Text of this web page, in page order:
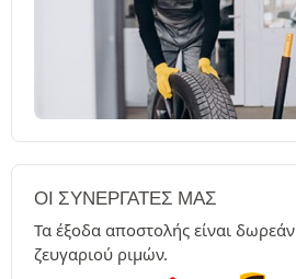
ΟΙ ΣΥΝΕΡΓΆΤΕΣ ΜΑΣ
Τα έξοδα αποστολής είναι
ζευγαριού ριμών.